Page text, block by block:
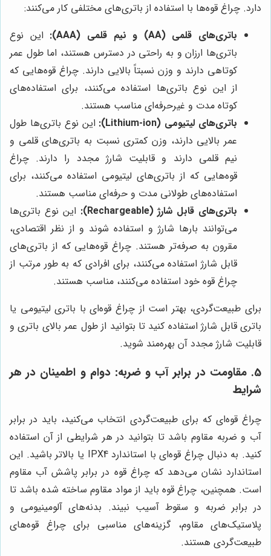
دارد. چراغ قوه‌ها با استفاده از باتری‌های مختلفی کار می‌کنند:
باتری‌های قلمی (AA) و نیم قلمی (AAA):
این نوع
باتری‌ها ارزان و به راحتی در دسترس هستند، اما طول عمر
کوتاهی دارند و وزن نسبتاً بالایی دارند. چراغ قوه‌هایی که
از این نوع باتری‌ها استفاده می‌کنند، برای استفاده‌های
کوتاه مدت و غیرحرفه‌ای مناسب هستند.
باتری‌های لیتیومی (Lithium-ion):
این نوع باتری‌ها طول
عمر بالایی دارند، وزن کمتری نسبت به باتری‌های قلمی و
نیم قلمی دارند و قابلیت شارژ مجدد را دارند. چراغ
قوه‌هایی که از باتری‌های لیتیومی استفاده می‌کنند، برای
استفاده‌های طولانی مدت و حرفه‌ای مناسب هستند.
باتری‌های قابل شارژ (Rechargeable):
این نوع باتری‌ها
می‌توانند بارها شارژ و استفاده شوند و از نظر اقتصادی،
مقرون به صرفه‌تر هستند. چراغ قوه‌هایی که از باتری‌های
قابل شارژ استفاده می‌کنند، برای افرادی که به طور مرتب از
چراغ قوه خود استفاده می‌کنند، مناسب هستند.
برای طبیعت‌گردی، بهتر است از چراغ قوه‌ای با باتری لیتیومی یا
باتری قابل شارژ استفاده کنید تا بتوانید از طول عمر بالای باتری و
قابلیت شارژ مجدد آن بهره‌مند شوید.
5. مقاومت در برابر آب و ضربه: دوام و اطمینان در هر
شرایط
چراغ قوه‌ای که برای طبیعت‌گردی انتخاب می‌کنید، باید در برابر
آب و ضربه مقاوم باشد تا بتوانید در هر شرایطی از آن استفاده
کنید. به دنبال چراغ قوه‌ای با استاندارد IPX4 یا بالاتر باشید. این
استاندارد نشان می‌دهد که چراغ قوه در برابر پاشش آب مقاوم
است. همچنین، چراغ قوه باید از مواد مقاوم ساخته شده باشد تا
در برابر ضربه و سقوط آسیب نبیند. بدنه‌های آلومینیومی و
پلاستیک‌های مقاوم، گزینه‌های مناسبی برای چراغ قوه‌های
طبیعت‌گردی هستند.